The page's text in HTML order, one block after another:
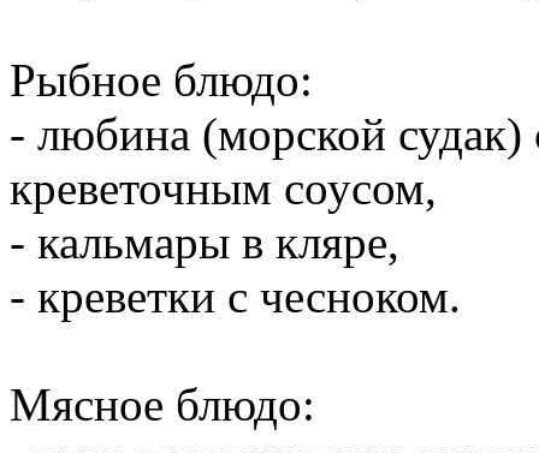
Рыбное блюдо:
- любина (морской
креветочным соусом,
- кальмары в кляре,
- креветки с чесноком.
Мясное блюдо: